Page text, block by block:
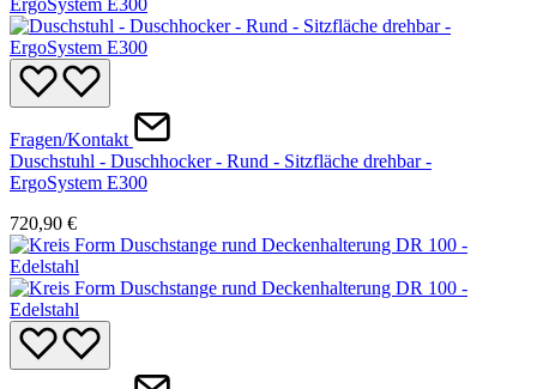
Fragen/Kontakt
Duschstuhl - Duschhocker - Rund - Sitzfläche drehbar -
ErgoSystem E300
720,90 €